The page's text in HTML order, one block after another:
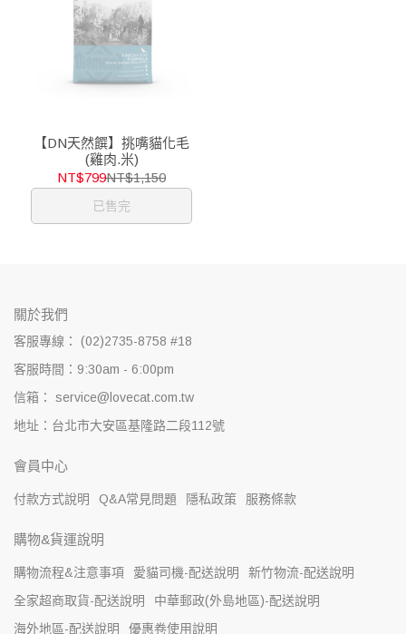
【DN天然饌】挑嘴貓化毛
(雞肉.米)
NT$799NT$1,150
已售完
關於我們
客服專線： (02)2735-8758 #18
客服時間：9:30am - 6:00pm
信箱： service@lovecat.com.tw
地址：台北市大安區基隆路二段112號
會員中心
付款方式說明 Q&A常見問題 隱私政策 服務條款
購物&貨運說明
購物流程&注意事項 愛貓司機-配送說明
新竹物流-配送說明
全家超商取貨-配送說明
中華郵政(外島地區)-配送說明
海外地區-配送說明
優惠卷使用說明